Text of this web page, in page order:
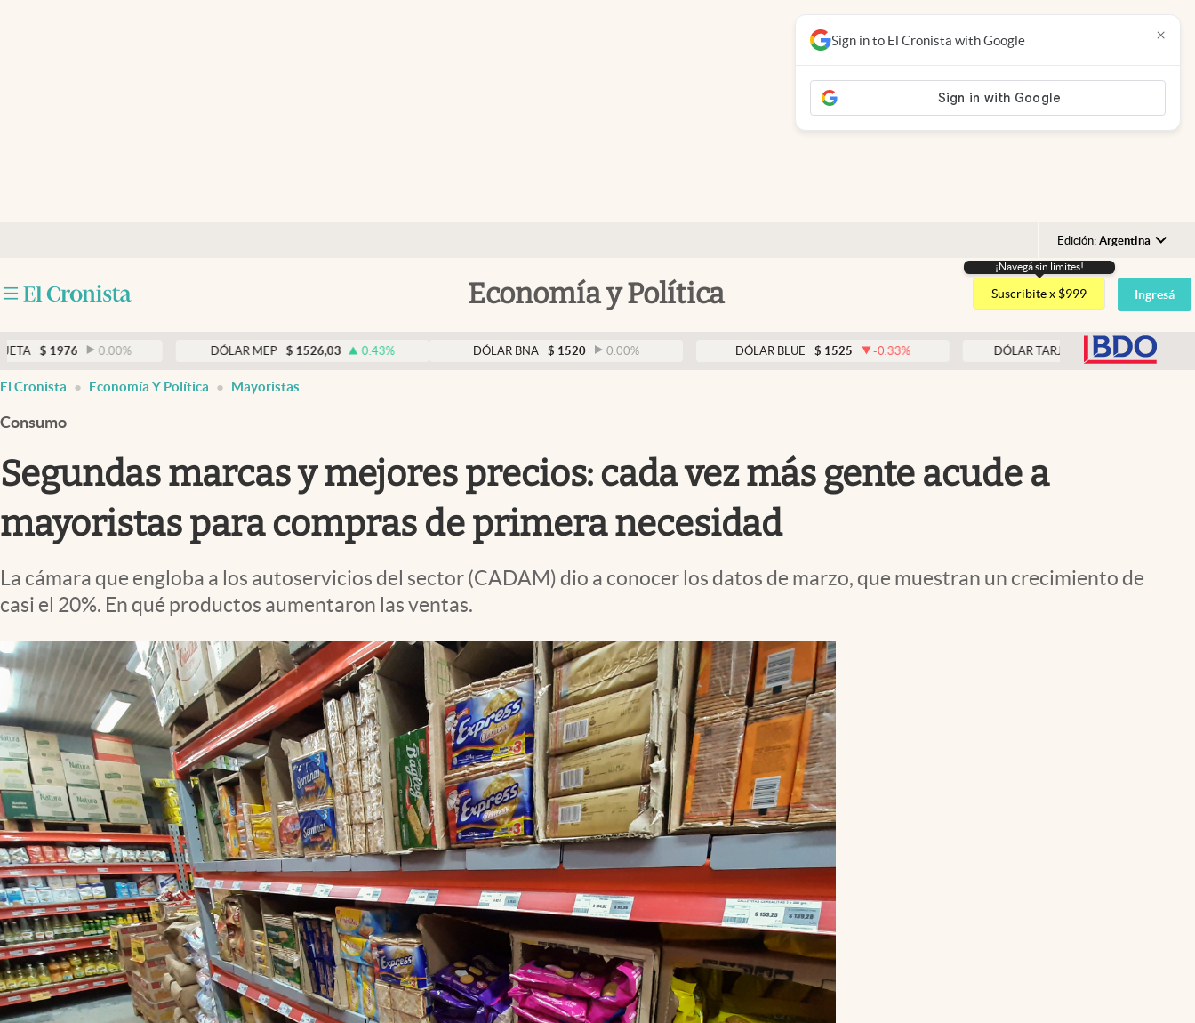
Edición: Argentina
Argentina
España
USA
Economía y Política
Clima
Eventos Corporativos
El Cronista Studio
Mediakit
abre en nueva pestaña
¡Navegá sin limites!
Suscribite x $999 Ingresá
0.00% DÓLAR MEP $ 1526,03 0.43% DÓLAR BNA $ 1520 0.00% DÓLAR BLUE $ 1525 -0.33% DÓLAR TARJETA $ 1976 0.00%
Sign in to El Cronista with Google ×
El Cronista Economía Y Política Mayoristas
Consumo
Segundas marcas y mejores precios: cada vez más gente acude a
mayoristas para compras de primera necesidad
La cámara que engloba a los autoservicios del sector (CADAM) dio a conocer los datos de marzo, que muestran un crecimiento de
casi el 20%. En qué productos aumentaron las ventas.